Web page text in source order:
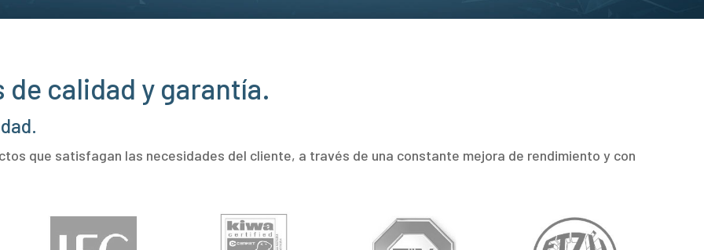
calidad y garantía.
que satisfagan las necesidades del cliente, a través de una constante mejora de rendimiento y con